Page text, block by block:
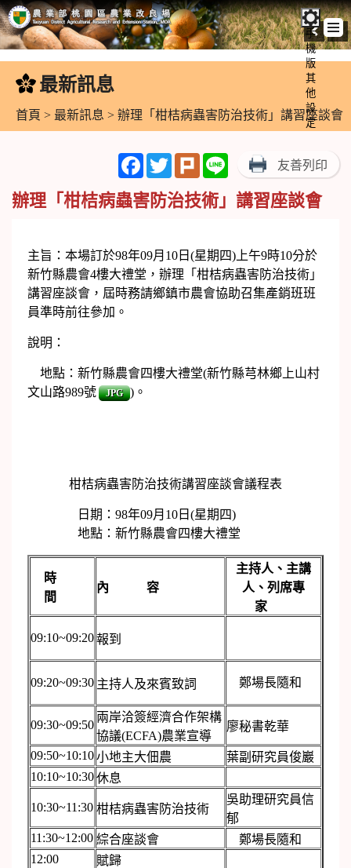
跳
內
手
機
版
其
他
設
定
最新訊息
首頁 > 最新訊息 > 辦理「柑桔病蟲害防治技術」講習座談會
FacebookTwitterPlurk Line 友善列印
辦理「柑桔病蟲害防治技術」講習座談會
主旨：本場訂於98年09月10日(星期四)上午9時10分於
新竹縣農會4樓大禮堂，辦理「柑桔病蟲害防治技術」
講習座談會，屆時務請鄉鎮市農會協助召集產銷班班
員準時前往參加。
說明：
地點：新竹縣農會四樓大禮堂(新竹縣芎林鄉上山村
文山路989號
JPG )。
柑桔病蟲害防治技術講習座談會議程表
日期：98年09月10日(星期四)
地點：新竹縣農會四樓大禮堂
時
間
內 容
主持人、主講
人、列席專
家
09:10~09:20報到
09:20~09:30 主持人及來賓致詞 鄭場長隨和
09:30~09:50
兩岸洽簽經濟合作架構
協議(ECFA)農業宣導
廖秘書乾華
09:50~10:10小地主大佃農
葉副研究員俊巖
10:10~10:30休息
10:30~11:30 柑桔病蟲害防治技術
吳助理研究員信
郁
11:30~12:00 綜合座談會
鄭場長隨和
12:00
賦歸